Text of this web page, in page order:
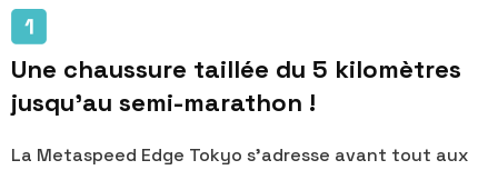
Une chaussure taillée du 5 kilomètres
jusqu'au semi-marathon !
La Metaspeed Edge Tokyo s’adresse avant tout aux